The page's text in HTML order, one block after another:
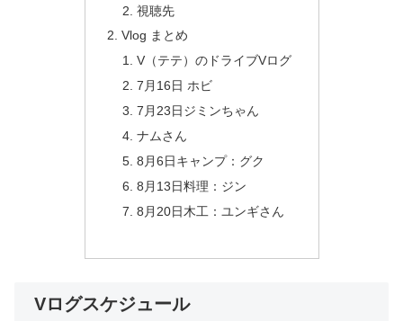
視聴先
Vlog まとめ
V（テテ）のドライブVログ
7月16日 ホビ
7月23日ジミンちゃん
ナムさん
8月6日キャンプ：グク
8月13日料理：ジン
8月20日木工：ユンギさん
Vログスケジュール